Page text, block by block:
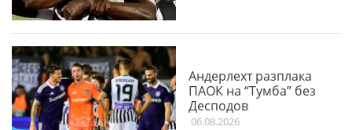
Андерлехт разплака
ПАОК на “Тумба” без
Десподов
06.08.2026